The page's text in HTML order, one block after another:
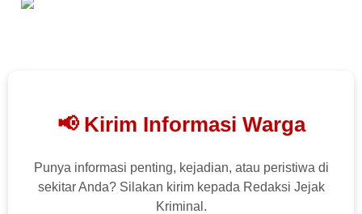
📢 Kirim Informasi Warga
Punya informasi penting, kejadian, atau peristiwa di
sekitar Anda? Silakan kirim kepada Redaksi Jejak
Kriminal.